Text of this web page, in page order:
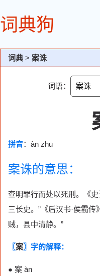
词典狗
词典 > 案诛
词语：
拼音：àn zhū
案诛的意思：
查明罪行而处以死刑。《
三长史。”《后汉书·侯霸
贼，县中清静。”
〖案〗字的解释：
● 案 àn